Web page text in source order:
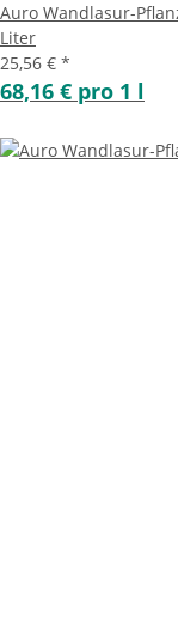
Auro Wandlasur-
Liter
25,56 € *
68,16 € pro 1 l